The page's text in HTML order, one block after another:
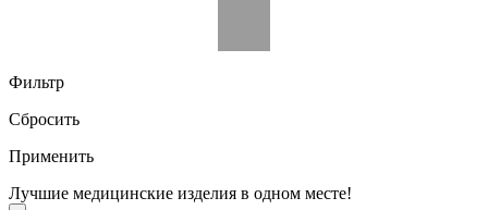
Фильтр
Сбросить
Применить
Лучшие медицинские изделия в одном месте!